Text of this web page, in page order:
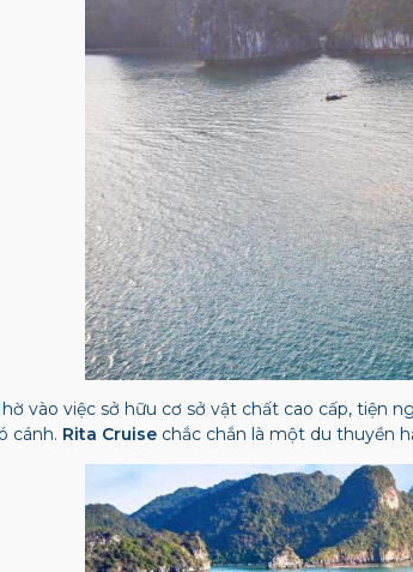
vào việc sở hữu cơ sở vật chất cao cấp, tiện
cánh. Rita Cruisechắc chắn là một du thuyền